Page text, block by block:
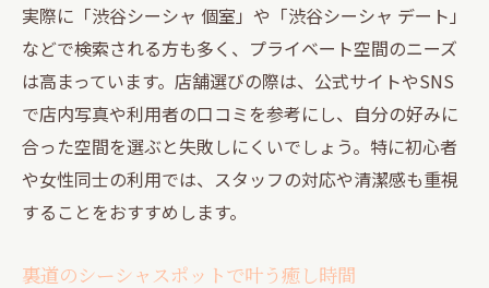
実際に「渋谷シーシャ 個室」や「渋谷シーシャ デート」
などで検索される方も多く、プライベート空間のニーズ
は高まっています。店舗選びの際は、公式サイトやSNS
で店内写真や利用者の口コミを参考にし、自分の好みに
合った空間を選ぶと失敗しにくいでしょう。特に初心者
や女性同士の利用では、スタッフの対応や清潔感も重視
することをおすすめします。
裏道のシーシャスポットで叶う癒し時間